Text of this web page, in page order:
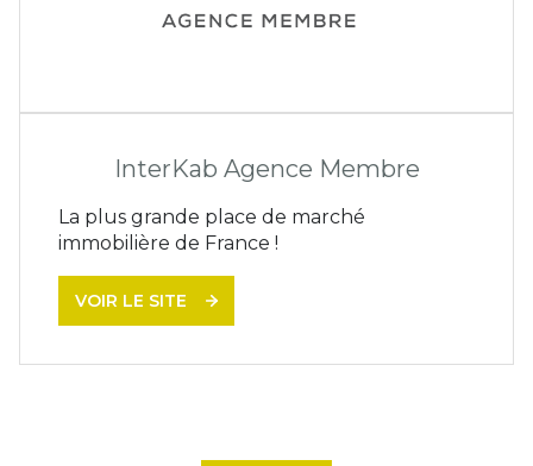
InterKab Agence Membre
La plus grande place de marché
immobilière de France !
VOIR LE SITE